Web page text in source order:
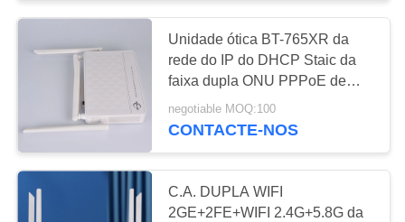
PEÇA
UMAS
CITAÇÕES
MAPA
DO
SITE
Faixa dupla ONU
65
Unidade ótica BT-765XR da
rede do IP do DHCP Staic da
faixa dupla ONU PPPoE de
2GE+2FE+2VOIP WiFi
negotiable MOQ:100
CONTACTE-NOS
C.A. DUPLA WIFI
2GE+2FE+WIFI 2.4G+5.8G da